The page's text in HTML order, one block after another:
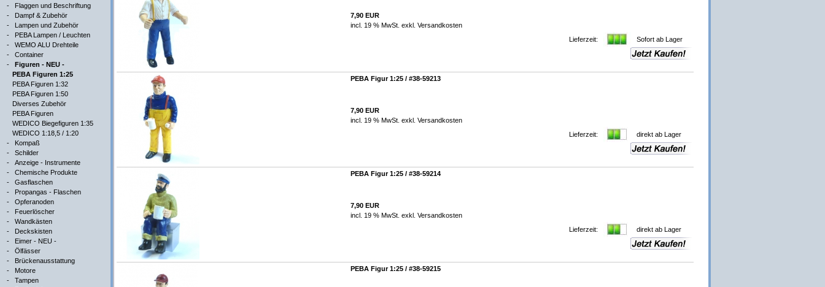
- Flaggen und Beschriftung
- Dampf & Zubehör
- Lampen und Zubehör
- PEBA Lampen / Leuchten
- WEMO ALU Drehteile
- Container
- Figuren - NEU -
PEBA Figuren 1:25
PEBA Figuren 1:32
PEBA Figuren 1:50
Diverses Zubehör
PEBA Figuren
WEDICO Biegefiguren 1:35
WEDICO 1:18,5 / 1:20
- Kompaß
- Schilder
- Anzeige - Instrumente
- Chemische Produkte
- Gasflaschen
- Propangas - Flaschen
- Opferanoden
- Feuerlöscher
- Wandkästen
- Deckskisten
- Eimer - NEU -
- Ölfässer
- Brückenausstattung
- Motore
- Tampen
7,90 EUR
incl. 19 % MwSt. exkl. Versandkosten
Lieferzeit:
Sofort ab Lager
PEBA Figur 1:25 / #38-59213
7,90 EUR
incl. 19 % MwSt. exkl. Versandkosten
Lieferzeit:
direkt ab Lager
PEBA Figur 1:25 / #38-59214
7,90 EUR
incl. 19 % MwSt. exkl. Versandkosten
Lieferzeit:
direkt ab Lager
PEBA Figur 1:25 / #38-59215